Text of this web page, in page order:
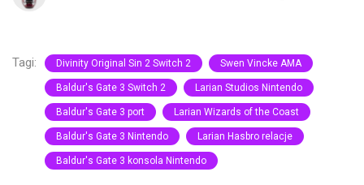
Tagi: Divinity Original Sin 2 Switch 2 Swen Vincke AMA
Baldur's Gate 3 Switch 2 Larian Studios Nintendo
Baldur's Gate 3 port Larian Wizards of the Coast
Baldur's Gate 3 Nintendo Larian Hasbro relacje
Baldur's Gate 3 konsola Nintendo